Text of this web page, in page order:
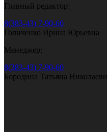
Главный редактор:
8(383-43) 7-90-60
Голиченко Ирина Юрьевна
Менеджер:
8(383-43) 7-90-60
Бородина Татьяна